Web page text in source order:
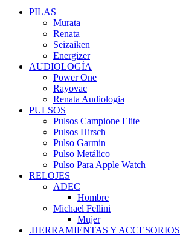
PILAS
Murata
Renata
Seizaiken
Energizer
AUDIOLOGÍA
Power One
Rayovac
Renata Audiologia
PULSOS
Pulsos Campione Elite
Pulsos Hirsch
Pulso Garmin
Pulso Metálico
Pulso Para Apple Watch
RELOJES
ADEC
Hombre
Michael Fellini
Mujer
.HERRAMIENTAS Y ACCESORIOS